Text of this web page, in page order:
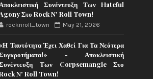
Αποκλειστική Συνέντευξη Των Hateful
Στο Rock N' Roll Town!
rocknroll_town May 21, 2026
Ταυτότητα Έχει Χαθεί Για Τα Νεότερα
- Αποκλειστική
Των Corpsemangle Στο
N' Roll Town!